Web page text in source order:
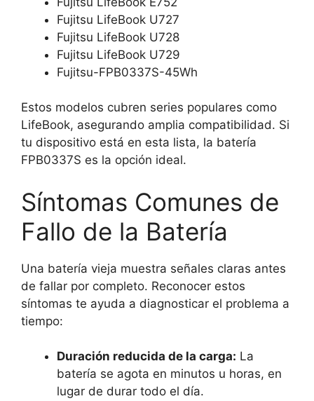
Fujitsu LifeBook U727
Fujitsu LifeBook U728
Fujitsu LifeBook U729
Fujitsu-FPB0337S-45Wh
Estos modelos cubren series populares como
LifeBook, asegurando amplia compatibilidad. Si
tu dispositivo está en esta lista, la batería
FPB0337S es la opción ideal.
Síntomas Comunes de
Fallo de la Batería
Una batería vieja muestra señales claras antes
de fallar por completo. Reconocer estos
síntomas te ayuda a diagnosticar el problema a
tiempo:
Duración reducida de la carga: La
batería se agota en minutos u horas, en
lugar de durar todo el día.